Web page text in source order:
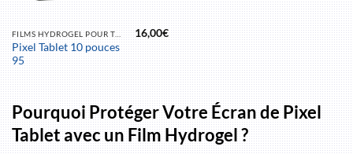
FILMS HYDROGEL POUR TABLETTE
Pixel Tablet 10 pouces
95
16,00€
Pourquoi Protéger Votre Écran de Pixel
Tablet avec un Film Hydrogel ?